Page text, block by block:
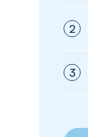
2
3